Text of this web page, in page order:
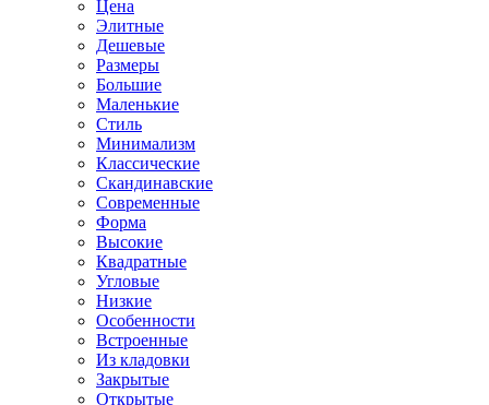
Цена
Элитные
Дешевые
Размеры
Большие
Маленькие
Стиль
Минимализм
Классические
Скандинавские
Современные
Форма
Высокие
Квадратные
Угловые
Низкие
Особенности
Встроенные
Из кладовки
Закрытые
Открытые